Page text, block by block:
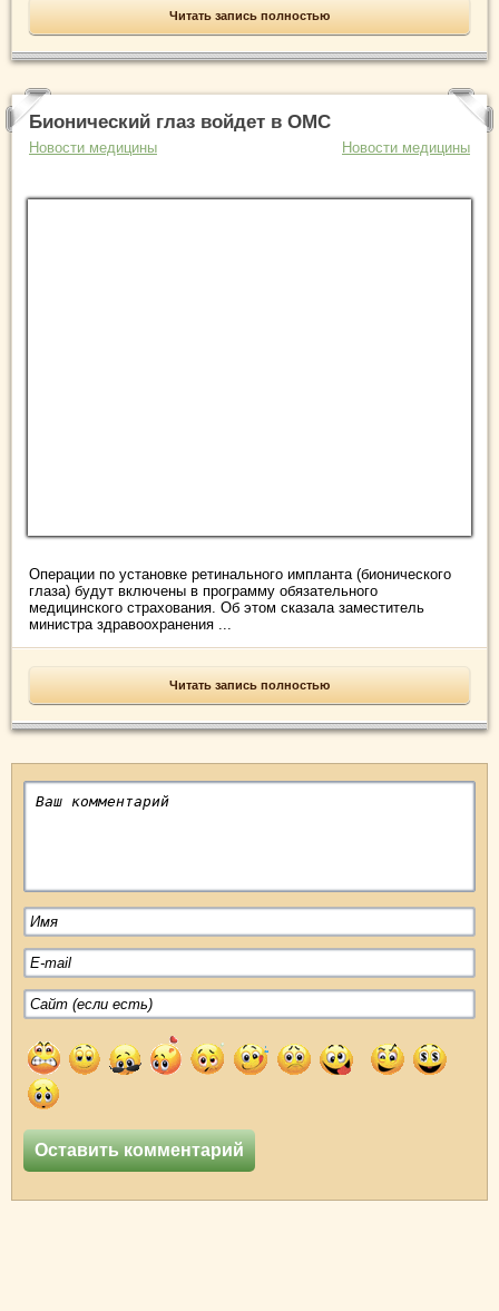
Читать запись полностью
Бионический глаз войдет в ОМС
Новости медицины Новости медицины
Операции по установке ретинального импланта (бионического
глаза) будут включены в программу обязательного
медицинского страхования. Об этом сказала заместитель
министра здравоохранения ...
Читать запись полностью